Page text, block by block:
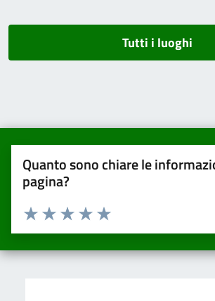
Tutti i luoghi
Quanto sono chiare le
pagina?
Valuta da 1 a 5 stelle la pagina
Valuta 5 stelle su 5
Valuta 4 stelle su 5
Valuta 3 stelle su 5
Valuta 2 stelle su 5
Valuta una stella su 5